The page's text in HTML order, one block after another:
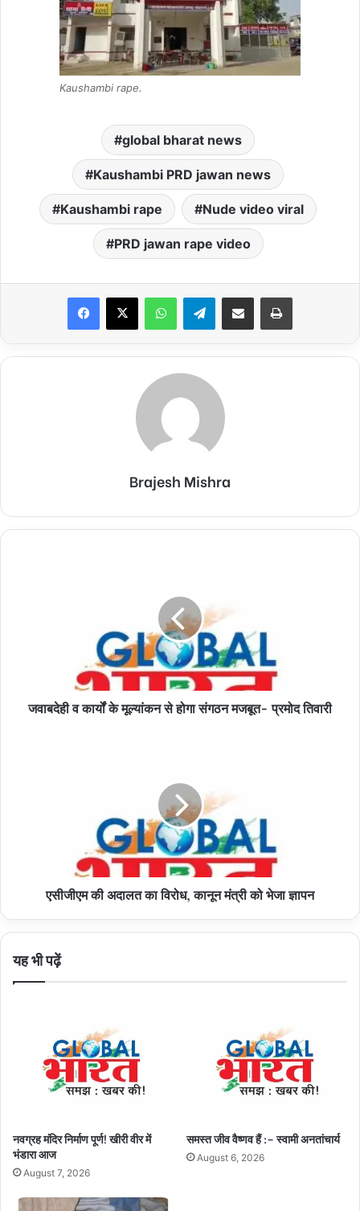
Kaushambi rape.
global bharat news
Kaushambi PRD jawan news
Kaushambi rape Nude video viral
PRD jawan rape video
Facebook
X WhatsAppTelegramShare via Email Print
Brajesh Mishra
प्रमोदजवाबदेही व कार्यों के मूल्यांकन से होगा संगठन मजबूत- प्रमोद तिवारी
एसीजीएम की अदालत का विरोध, कानून मंत्री को भेजा ज्ञापन
यह भी पढ़ें
नवग्रह मंदिर निर्माण पूर्ण! खीरी वीर में
भंडारा आज
August 7, 2026
समस्त जीव वैष्णव हैं :– स्वामी अनतांचार्य
August 6, 2026